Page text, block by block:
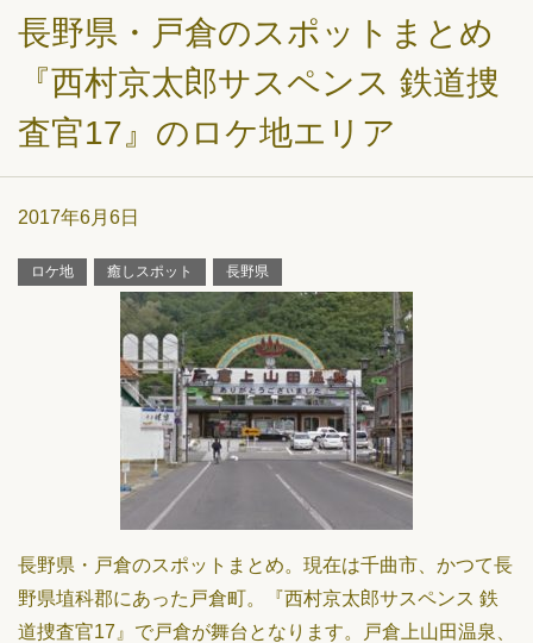
長野県・戸倉のスポットまとめ
『西村京太郎サスペンス 鉄道捜
査官17』のロケ地エリア
2017年6月6日
ロケ地 癒しスポット 長野県
長野県・戸倉のスポットまとめ。現在は千曲市、かつて長
野県埴科郡にあった戸倉町。『西村京太郎サスペンス 鉄
道捜査官17』で戸倉が舞台となります。戸倉上山田温泉、